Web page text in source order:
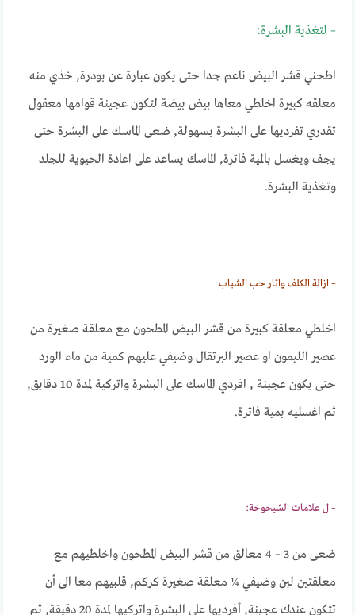
– لتغذية البشرة:
اطحني قشر البيض ناعم جدا حتى يكون عبارة عن بودرة, خذي منه
معلقه كبيرة اخلطي معاها بيض بيضة لتكون عجينة قوامها معقول
تقدري تفرديها على البشرة بسهولة, ضعى الماسك على البشرة حتى
يجف ويغسل بالمية فاترة, الماسك يساعد على اعادة الحيوية للجلد
وتغذية البشرة.
– ازالة الكلف واثار حب الشباب
اخلطي معلقة كبيرة من قشر البيض المطحون مع معلقة صغيرة من
عصير الليمون او عصير البرتقال وضيفي عليهم كمية من ماء الورد
حتى يكون عجينة , افردي الماسك على البشرة واتركية لمدة 10 دقايق,
ثم اغسليه بمية فاترة.
– ل علامات الشيخوخة:
ضعى من 3 – 4 معالق من قشر البيض المطحون واخلطيهم مع
معلقتين لبن وضيفي ¼ معلقة صغيرة كركم, قلبيهم معا الى أن
تتكون عندك عجينة, أفرديها على البشرة واتركيها لمدة 20 دقيقة, ثم